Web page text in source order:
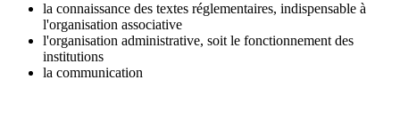
la connaissance des textes réglementaires, indispensable à
l'organisation associative
l'organisation administrative, soit le fonctionnement des
institutions
la communication